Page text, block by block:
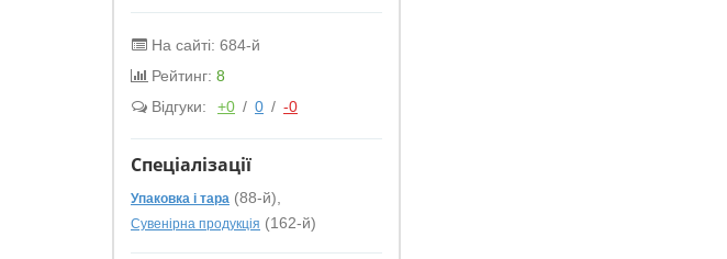
На сайті: 684-й
Рейтинг: 8
Відгуки:
+0 / 0 / -0
Спеціалізації
Упаковка і тара (88-й),
Сувенірна продукція (162-й)